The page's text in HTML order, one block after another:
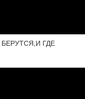
ГДЕ